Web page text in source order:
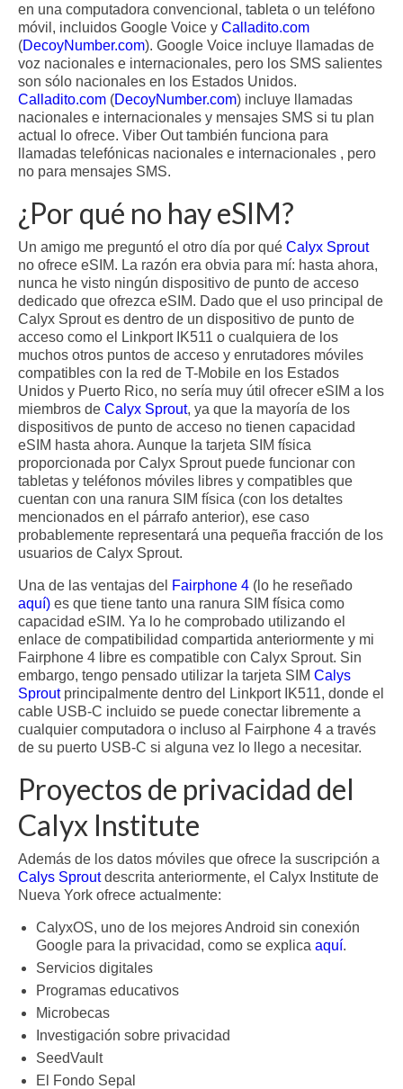
en una computadora convencional, tableta o un teléfono
móvil, incluidos Google Voice y Calladito.com
(DecoyNumber.com). Google Voice incluye llamadas de
voz nacionales e internacionales, pero los SMS salientes
son sólo nacionales en los Estados Unidos.
Calladito.com (DecoyNumber.com) incluye llamadas
nacionales e internacionales y mensajes SMS si tu plan
actual lo ofrece. Viber Out también funciona para
llamadas telefónicas nacionales e internacionales , pero
no para mensajes SMS.
¿Por qué no hay eSIM?
Un amigo me preguntó el otro día por qué Calyx Sprout
no ofrece eSIM. La razón era obvia para mí: hasta ahora,
nunca he visto ningún dispositivo de punto de acceso
dedicado que ofrezca eSIM. Dado que el uso principal de
Calyx Sprout es dentro de un dispositivo de punto de
acceso como el Linkport IK511 o cualquiera de los
muchos otros puntos de acceso y enrutadores móviles
compatibles con la red de T-Mobile en los Estados
Unidos y Puerto Rico, no sería muy útil ofrecer eSIM a los
miembros de Calyx Sprout, ya que la mayoría de los
dispositivos de punto de acceso no tienen capacidad
eSIM hasta ahora. Aunque la tarjeta SIM física
proporcionada por Calyx Sprout puede funcionar con
tabletas y teléfonos móviles libres y compatibles que
cuentan con una ranura SIM física (con los detaltes
mencionados en el párrafo anterior), ese caso
probablemente representará una pequeña fracción de los
usuarios de Calyx Sprout.
Una de las ventajas del Fairphone 4 (lo he reseñado
aquí) es que tiene tanto una ranura SIM física como
capacidad eSIM. Ya lo he comprobado utilizando el
enlace de compatibilidad compartida anteriormente y mi
Fairphone 4 libre es compatible con Calyx Sprout. Sin
embargo, tengo pensado utilizar la tarjeta SIM Calys
Sprout principalmente dentro del Linkport IK511, donde el
cable USB-C incluido se puede conectar libremente a
cualquier computadora o incluso al Fairphone 4 a través
de su puerto USB-C si alguna vez lo llego a necesitar.
Proyectos de privacidad del
Calyx Institute
Además de los datos móviles que ofrece la suscripción a
Calys Sproutdescrita anteriormente, el Calyx Institute de
Nueva York ofrece actualmente:
CalyxOS, uno de los mejores Android sin conexión
Google para la privacidad, como se explica aquí.
Servicios digitales
Programas educativos
Microbecas
Investigación sobre privacidad
SeedVault
El Fondo Sepal